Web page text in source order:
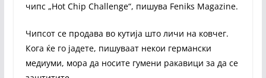
чипс „Hot Chip Challenge“, пишува Feniks Magazine.
Чипсот се продава во кутија што личи на ковчег.
Кога ќе го јадете, пишуваат некои германски
медиуми, мора да носите гумени ракавици за да се